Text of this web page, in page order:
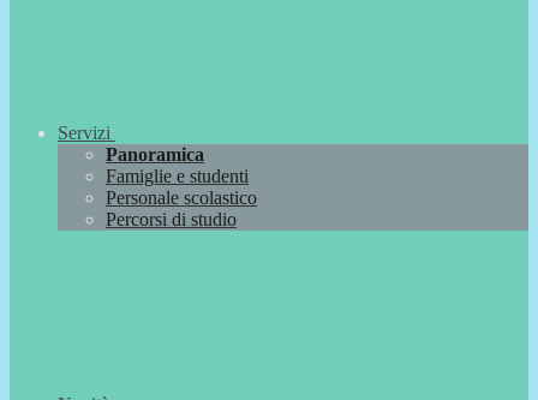
Servizi
Panoramica
Famiglie e studenti
Personale scolastico
Percorsi di studio